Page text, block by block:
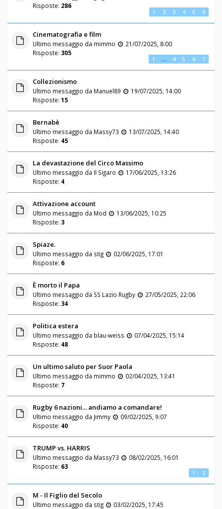
Risposte: 286
1 2 3 4 5 6
Cinematografia e film
Ultimo messaggio da mimmo
21/07/2025, 8:00
Risposte: 305
1 … 4 5 6 7
Collezionismo
Ultimo messaggio da Manuel89
19/07/2025, 14:00
Risposte: 15
Bernabè
Ultimo messaggio da Massy73
13/07/2025, 14:40
Risposte: 45
La devastazione del Circo Massimo
Ultimo messaggio da Il Sigaro
17/06/2025, 13:26
Risposte: 4
Attivazione account
Ultimo messaggio da Mod
13/06/2025, 10:25
Risposte: 3
Spiaze.
Ultimo messaggio da stig
02/06/2025, 17:01
Risposte: 6
È morto il Papa
Ultimo messaggio da SS Lazio Rugby
27/05/2025, 22:06
Risposte: 34
Politica estera
Ultimo messaggio da blau-weiss
07/04/2025, 15:14
Risposte: 48
Un ultimo saluto per Suor Paola
Ultimo messaggio da mimmo
02/04/2025, 13:41
Risposte: 7
Rugby 6 nazioni... andiamo a comandare!
Ultimo messaggio da Jimmy
09/02/2025, 9:07
Risposte: 40
TRUMP vs. HARRIS
Ultimo messaggio da Massy73
08/02/2025, 16:01
Risposte: 63
1 2
M - Il Figlio del Secolo
Ultimo messaggio da stig
03/02/2025, 17:45